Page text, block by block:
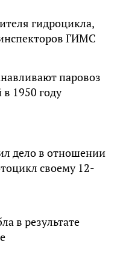
гидроцикла,
ГИМС
паровоз
1950 году
дело в отношении
своему 12-
в результате